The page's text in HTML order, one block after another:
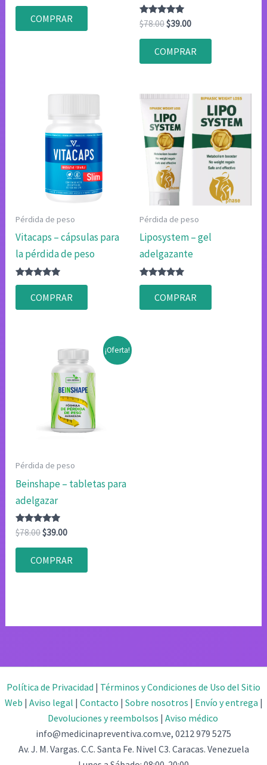
Valorado
4.80
de 5
COMPRAR
Valorado
con
4.80
$78.00El
original
era:
$39.00El
actual
es:
COMPRAR
Pérdida de peso
Vitacaps – cápsulas para
la pérdida de peso
Valorado
4.75
de 5
COMPRAR
Pérdida de peso
Liposystem – gel
adelgazante
Valorado
4.75
de 5
COMPRAR
¡Oferta!
Pérdida de peso
Beinshape – tabletas para
adelgazar
Valorado
con
4.75
$78.00El
original
era:
$39.00El
actual
es:
COMPRAR
Política de Privacidad | Términos y Condiciones de Uso del Sitio
Web | Aviso legal | Contacto | Sobre nosotros | Envío y entrega |
Devoluciones y reembolsos | Aviso médico
info@medicinapreventiva.com.ve, 0212 979 5275
Av. J. M. Vargas. C.C. Santa Fe. Nivel C3. Caracas. Venezuela